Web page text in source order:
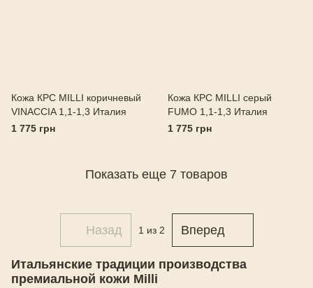
Кожа КРС MILLI коричневый
VINACCIA 1,1-1,3 Италия
1 775 грн
Кожа КРС MILLI серый
FUMO 1,1-1,3 Италия
1 775 грн
Показать еще 7 товаров
Назад 1 из 2 Вперед
Итальянские традиции производства
премиальной кожи Milli